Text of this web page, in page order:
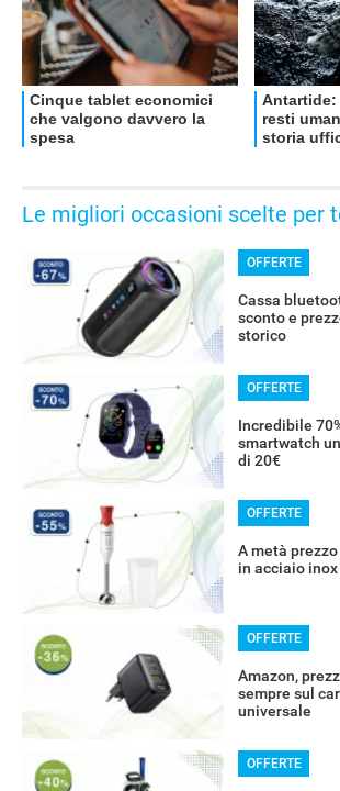
Le migliori occasioni scelte per
OFFERTE
Cassa
sconto e
storico
OFFERTE
Incredibile
smartwatch
di 20€
OFFERTE
A metà
in acciaio
OFFERTE
Amazon,
sempre sul
universale
OFFERTE